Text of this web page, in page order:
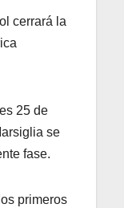
cerrará la
25 de
se
fase.
primeros